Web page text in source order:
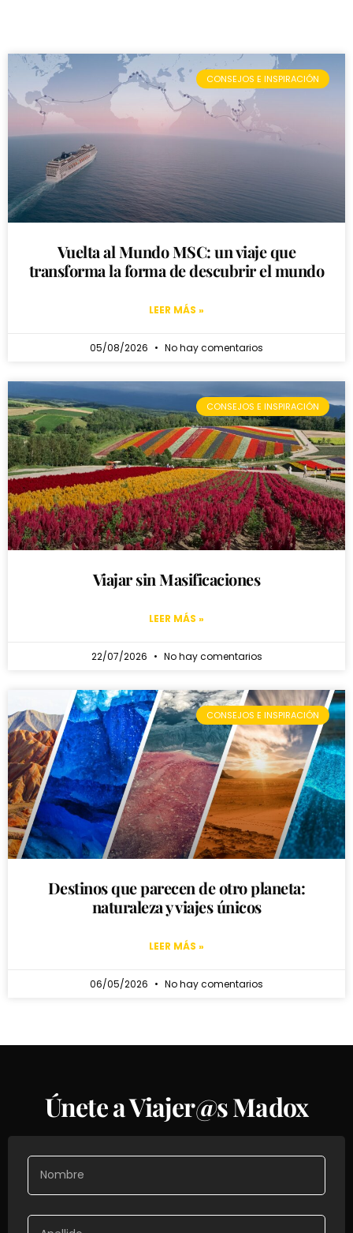
CONSEJOS E INSPIRACIÓN
Vuelta al Mundo MSC: un viaje que
transforma la forma de descubrir el mundo
LEER MÁS »
05/08/2026 No hay comentarios
CONSEJOS E INSPIRACIÓN
Viajar sin Masificaciones
LEER MÁS »
22/07/2026 No hay comentarios
CONSEJOS E INSPIRACIÓN
Destinos que parecen de otro planeta:
naturaleza y viajes únicos
LEER MÁS »
06/05/2026 No hay comentarios
Únete a Viajer@s Madox